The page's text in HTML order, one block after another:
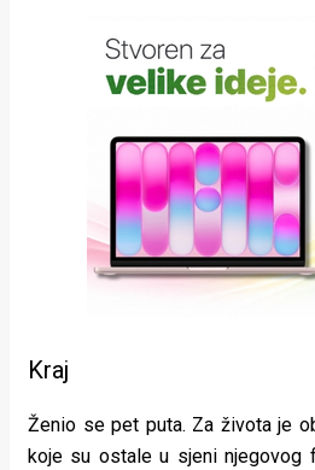
Kraj
Ženio se pet puta. Za života je
koje su ostale u sjeni njegovog